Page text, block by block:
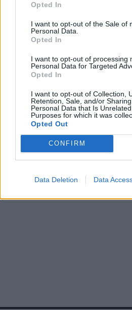
Opted In
I want to opt-out of the Sale of
Personal Data.
Opted In
I want to opt-out of processing
Personal Data for Targeted
Opted In
I want to opt-out of Collection,
Retention, Sale, and/or
Personal Data that Is
Purposes for which it was
Opted Out
CONFIRM
Data Deletion Data